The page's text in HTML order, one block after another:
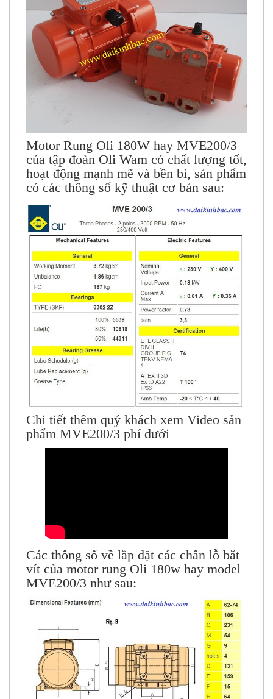
Motor Rung Oli 180W hay MVE200/3
của tập đoàn Oli Wam có chất lượng tốt,
hoạt động mạnh mẽ và bền bỉ, sản phẩm
có các thông số kỹ thuật cơ bản sau:
Chi tiết thêm quý khách xem Video sản
phẩm MVE200/3 phí dưới
Các thông số về lắp đặt các chân lỗ băt
vít của motor rung Oli 180w hay model
MVE200/3 như sau: